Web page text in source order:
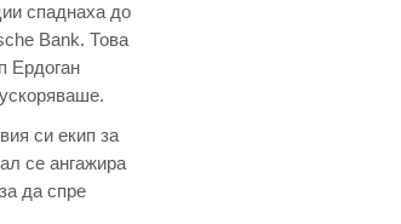
спаднаха до
Bank. Това
Ердоган
си екип за
се ангажира
да спре